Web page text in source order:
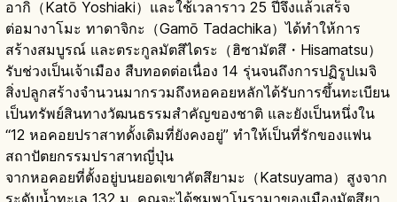
อากิ（Katō Yoshiaki）และใช้เวลาราว 25 ปีจึงแล้วเสร็จ
ต่อมางาโมะ ทาดาจิกะ（Gamō Tadachika）ได้ทำให้การ
สร้างสมบูรณ์ และตระกูลมัตสึไดระ（ฮิซามัตสึ・Hisamatsu）
รับช่วงเป็นเจ้าเมือง สืบทอดต่อเนื่อง 14 รุ่นจนถึงการปฏิรูปเมจิ
สิ่งปลูกสร้างจำนวนมากรวมถึงหอคอยหลักได้รับการขึ้นทะเบียน
เป็นทรัพย์สินทางวัฒนธรรมสำคัญของชาติ และยังเป็นหนึ่งใน
“12 หอคอยปราสาทดั้งเดิมที่ยังคงอยู่” ทำให้เป็นที่รักของแฟน
สถาปัตยกรรมปราสาทญี่ปุ่น
จากหอคอยที่ตั้งอยู่บนยอดเขาคัตสึยามะ（Katsuyama）สูงจาก